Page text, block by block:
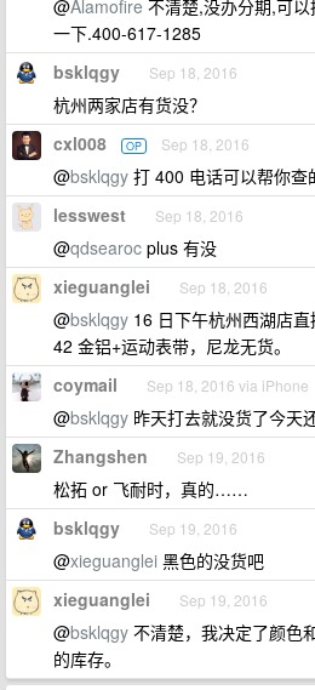
@Alamofire 不清楚,没办分期,可
一下.400-617-1285
bsklqgy Sep 18, 2016
杭州两家店有货没？
cxl008 OP Sep 18, 2016
@bsklqgy 打 400 电话可以帮你查
lesswest Sep 18, 2016
@qdsearoc plus 有没
xieguanglei Sep 18, 2016
@bsklqgy 16 日下午杭州西湖店
42 金铝+运动表带，尼龙无货。
coymail Sep 18, 2016 via iPhone
@bsklqgy 昨天打去就没货了今天
Zhangshen Sep 19, 2016
松拓 or 飞耐时，真的……
bsklqgy Sep 19, 2016
@xieguanglei 黑色的没货吧
xieguanglei Sep 19, 2016
@bsklqgy 不清楚，我决定了颜色
的库存。